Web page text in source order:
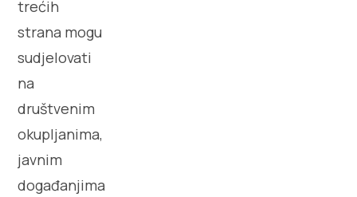
Destinacija
Što raditi
Multimedija